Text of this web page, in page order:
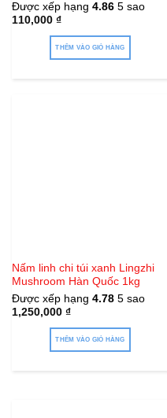
Được xếp hạng 4.865 sao
110,000 ₫
THÊM VÀO GIỎ HÀNG
Nấm linh chi túi xanh Lingzhi
Mushroom Hàn Quốc 1kg
Được xếp hạng 4.785 sao
1,250,000 ₫
THÊM VÀO GIỎ HÀNG